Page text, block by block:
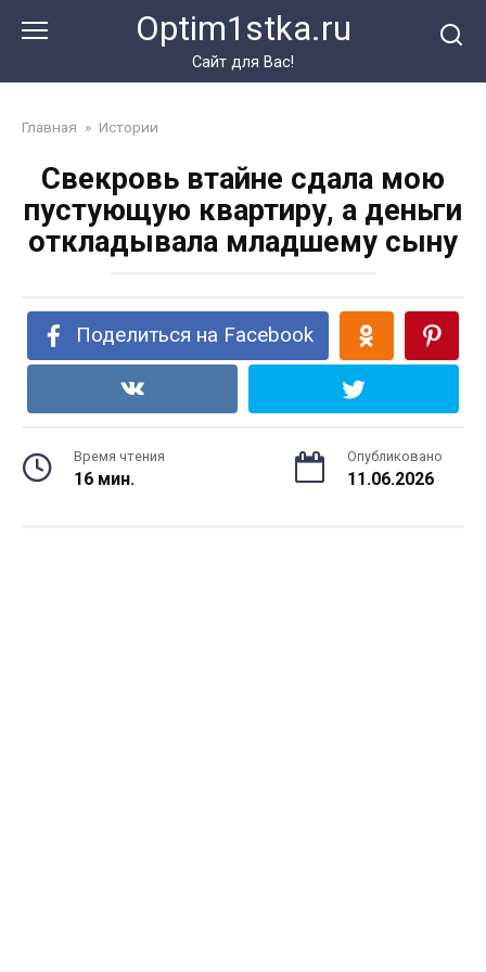
Optim1stka.ru
Сайт для Вас!
Главная » Истории
Свекровь втайне сдала мою
пустующую квартиру, а деньги
откладывала младшему сыну
Поделиться на Facebook
Время чтения
16 мин.
Опубликовано
11.06.2026